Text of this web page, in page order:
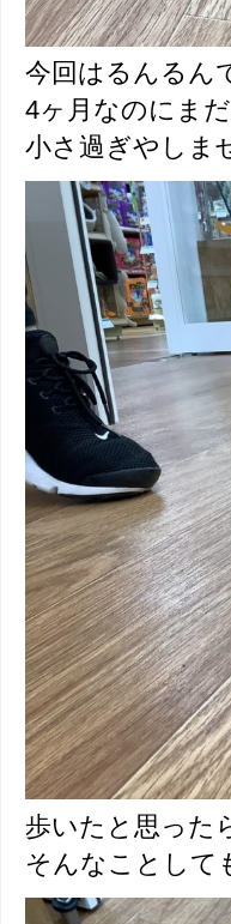
今回はるんるん
4ヶ月なのにま
小さ過ぎやしま
歩いたと思った
そんなことして